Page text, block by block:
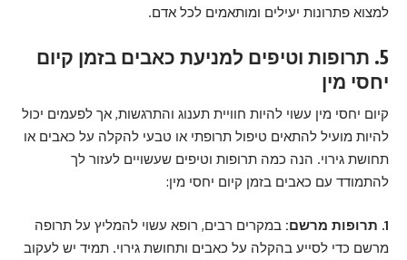
למצוא פתרונות יעילים ומותאמים לכל אדם.
5. תרופות וטיפים למניעת כאבים בזמן קיום
יחסי מין
קיום יחסי מין עשוי להיות חוויית תענוג והתרגשות, אך לפעמים יכול
להיות מועיל להתאים טיפול תרופתי או טבעי להקלה על כאבים או
תחושת גירוי. הנה כמה תרופות וטיפים שעשויים לעזור לך
להתמודד עם כאבים בזמן קיום יחסי מין:
1. תרופות מרשם:
במקרים רבים, רופא עשוי להמליץ על תרופה
מרשם כדי לסייע בהקלה על כאבים ותחושת גירוי. תמיד יש לעקוב